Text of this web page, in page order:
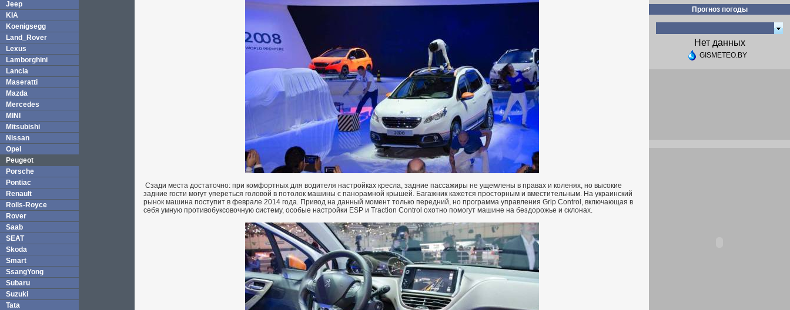
Jeep
KIA
Koenigsegg
Land_Rover
Lexus
Lamborghini
Lancia
Maseratti
Mazda
Mercedes
MINI
Mitsubishi
Nissan
Opel
Peugeot
Porsche
Pontiac
Renault
Rolls-Royce
Rover
Saab
SEAT
Skoda
Smart
SsangYong
Subaru
Suzuki
Tata
Сзади места достаточно: при комфортных для водителя настройках кресла, задние пассажиры не ущемлены в правах и коленях, но высокие
задние гости могут упереться головой в потолок машины с панорамной крышей. Багажник кажется просторным и вместительным. На украинский
рынок машина поступит в феврале 2014 года. Привод на данный момент только передний, но программа управления Grip Control, включающая в
себя умную противобуксовочную систему, особые настройки ESP и Traction Control охотно помогут машине на бездорожье и склонах.
Прогноз погоды
Нет данных
GISMETEO.BY